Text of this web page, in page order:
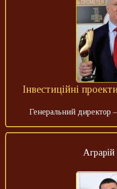
Інвестиційні
Генеральний директор